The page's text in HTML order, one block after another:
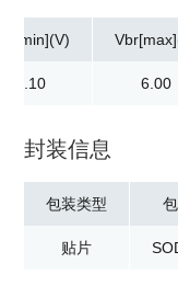
4.10 6.00
封装信息
包装类型
贴片